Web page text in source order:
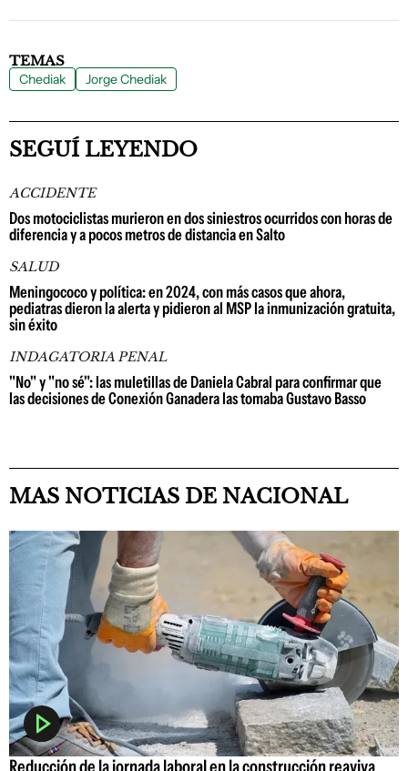
TEMAS
Chediak Jorge Chediak
SEGUÍ LEYENDO
ACCIDENTE
Dos motociclistas murieron en dos siniestros ocurridos con horas de
diferencia y a pocos metros de distancia en Salto
SALUD
Meningococo y política: en 2024, con más casos que ahora,
pediatras dieron la alerta y pidieron al MSP la inmunización gratuita,
sin éxito
INDAGATORIA PENAL
"No" y "no sé": las muletillas de Daniela Cabral para confirmar que
las decisiones de Conexión Ganadera las tomaba Gustavo Basso
MAS NOTICIAS DE NACIONAL